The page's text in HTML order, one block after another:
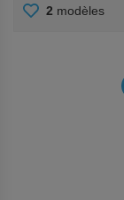
AJOUTER
2 modèles